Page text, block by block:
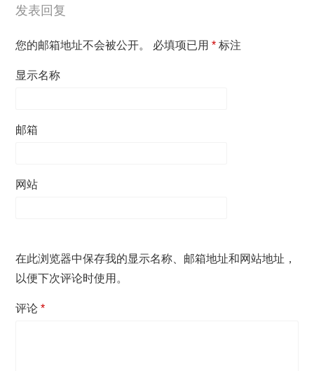
发表回复
您的邮箱地址不会被公开。 必填项已用* 标注
显示名称
邮箱
网站
在此浏览器中保存我的显示名称、邮箱地址和网站地址，
以便下次评论时使用。
评论*